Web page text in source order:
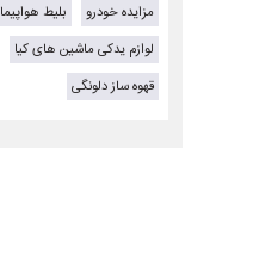
مزایده خودرو
بلیط هواپیما
لوازم یدکی ماشین های کیا
قهوه ساز دلونگی